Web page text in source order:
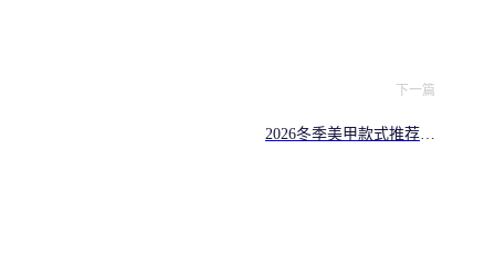
下一篇
2026冬季美甲款式推荐：